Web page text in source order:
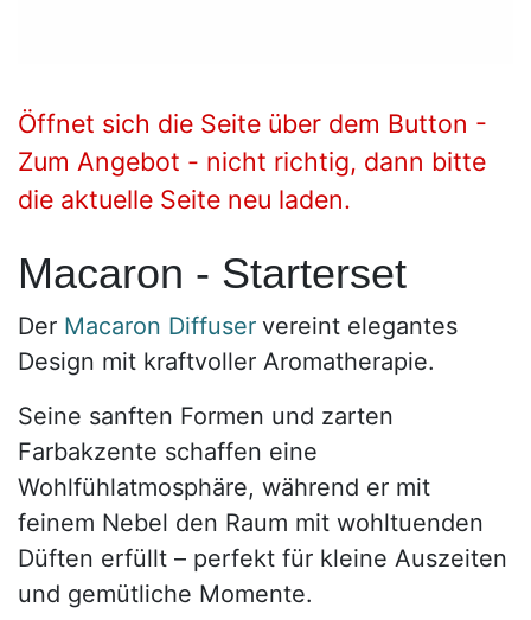
Öffnet sich die Seite über dem Button -
Zum Angebot - nicht richtig, dann bitte
die aktuelle Seite neu laden.
Macaron - Starterset
Der Macaron Diffuser vereint elegantes
Design mit kraftvoller Aromatherapie.
Seine sanften Formen und zarten
Farbakzente schaffen eine
Wohlfühlatmosphäre, während er mit
feinem Nebel den Raum mit wohltuenden
Düften erfüllt – perfekt für kleine Auszeiten
und gemütliche Momente.